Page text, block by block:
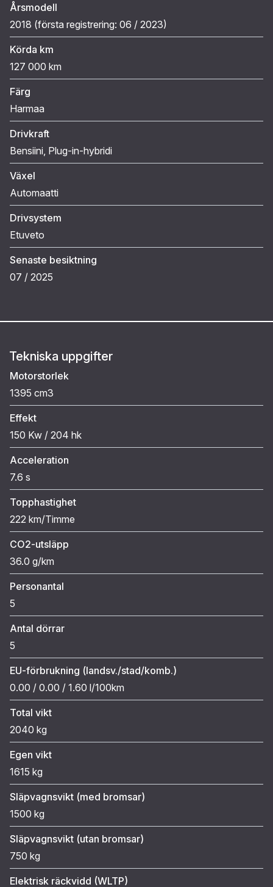
Årsmodell
2018 (första registrering: 06 / 2023)
Körda km
127 000 km
Färg
Harmaa
Drivkraft
Bensiini , Plug-in-hybridi
Växel
Automaatti
Drivsystem
Etuveto
Senaste besiktning
07 / 2025
Tekniska uppgifter
Motorstorlek
1395 cm3
Effekt
150 Kw / 204 hk
Acceleration
7.6 s
Topphastighet
222 km/Timme
CO2-utsläpp
36.0 g/km
Personantal
5
Antal dörrar
5
EU-förbrukning (landsv./stad/komb.)
0.00 / 0.00 / 1.60 l/100km
Total vikt
2040 kg
Egen vikt
1615 kg
Släpvagnsvikt (med bromsar)
1500 kg
Släpvagnsvikt (utan bromsar)
750 kg
Elektrisk räckvidd (WLTP)